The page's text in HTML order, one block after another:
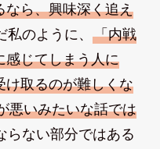
なら、興味深く追え
のように、 「内戦
感じてしまう人に
け取るのが難しくな
悪いみたいな話では
らない部分ではある